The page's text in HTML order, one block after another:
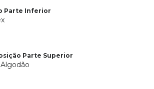
Parte Inferior
Parte Superior